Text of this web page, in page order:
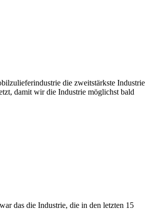
die zweitstärkste Industrie
damit wir die Industrie möglichst bald
das die Industrie, die in den letzten 15